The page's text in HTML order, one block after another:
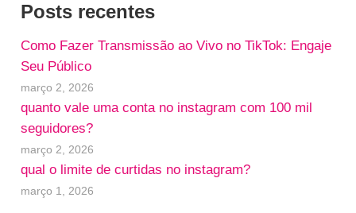
Posts recentes
Como Fazer Transmissão ao Vivo no TikTok: Engaje
Seu Público
março 2, 2026
quanto vale uma conta no instagram com 100 mil
seguidores?
março 2, 2026
qual o limite de curtidas no instagram?
março 1, 2026